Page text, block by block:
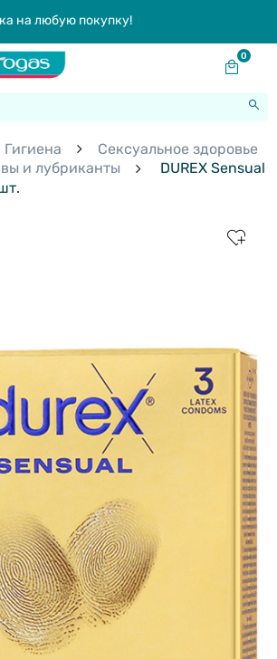
на любую покупку!
0
Гигиена
Сексуальное здоровье
и лубриканты
DUREX Sensual